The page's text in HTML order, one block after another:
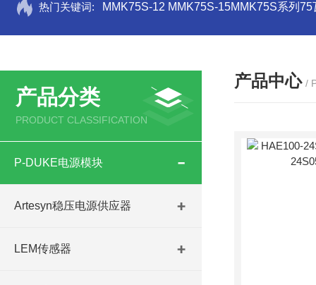
热门关键词: MMK75S-12 MMK75S-15MMK75S系列
产品分类
PRODUCT CLASSIFICATION
P-DUKE电源模块
Artesyn稳压电源供应器
LEM传感器
产品中心 /